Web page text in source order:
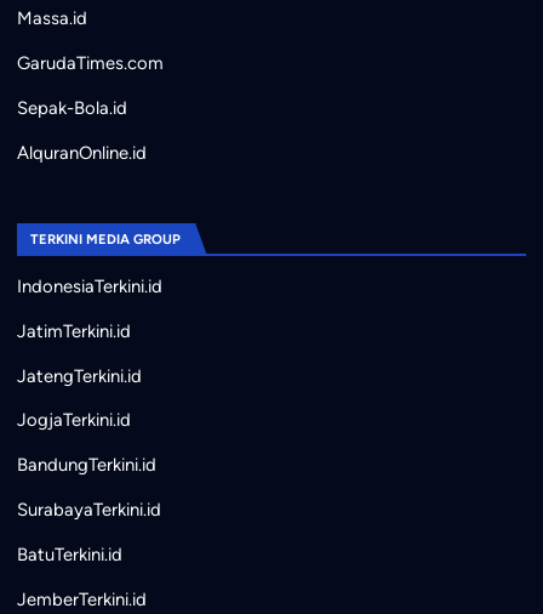
Massa.id
GarudaTimes.com
Sepak-Bola.id
AlquranOnline.id
TERKINI MEDIA GROUP
IndonesiaTerkini.id
JatimTerkini.id
JatengTerkini.id
JogjaTerkini.id
BandungTerkini.id
SurabayaTerkini.id
BatuTerkini.id
JemberTerkini.id